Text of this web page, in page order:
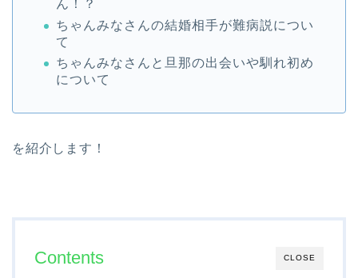
ん！？
ちゃんみなさんの結婚相手が難病説につい
て
ちゃんみなさんと旦那の出会いや馴れ初め
について
を紹介します！
CLOSE
Contents